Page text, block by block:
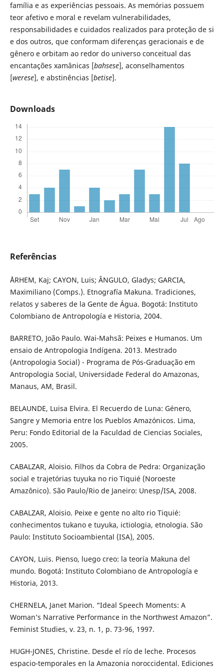
família e as experiências pessoais. As memórias possuem
teor afetivo e moral e revelam vulnerabilidades,
responsabilidades e cuidados realizados para proteção de si
e dos outros, que conformam diferenças geracionais e de
gênero e orbitam ao redor do universo conceitual das
encantações xamânicas [bahsese], aconselhamentos
[werese], e abstinências [betise].
Downloads
Referências
ÅRHEM, Kaj; CAYON, Luis; ÂNGULO, Gladys; GARCIA,
Maximiliano (Comps.). Etnografía Makuna. Tradiciones,
relatos y saberes de la Gente de Água. Bogotá: Instituto
Colombiano de Antropología e Historia, 2004.
BARRETO, João Paulo. Wai-Mahsã: Peixes e Humanos. Um
ensaio de Antropologia Indígena. 2013. Mestrado
(Antropologia Social) - Programa de Pós-Graduação em
Antropologia Social, Universidade Federal do Amazonas,
Manaus, AM, Brasil.
BELAUNDE, Luisa Elvira. El Recuerdo de Luna: Género,
Sangre y Memoria entre los Pueblos Amazónicos. Lima,
Peru: Fondo Editorial de la Faculdad de Ciencias Sociales,
2005.
CABALZAR, Aloisio. Filhos da Cobra de Pedra: Organização
social e trajetórias tuyuka no rio Tiquié (Noroeste
Amazônico). São Paulo/Rio de Janeiro: Unesp/ISA, 2008.
CABALZAR, Aloisio. Peixe e gente no alto rio Tiquié:
conhecimentos tukano e tuyuka, ictiologia, etnologia. São
Paulo: Instituto Socioambiental (ISA), 2005.
CAYON, Luis. Pienso, luego creo: la teoría Makuna del
mundo. Bogotá: Instituto Colombiano de Antropología e
Historia, 2013.
CHERNELA, Janet Marion. “Ideal Speech Moments: A
Woman’s Narrative Performance in the Northwest Amazon”.
Feminist Studies, v. 23, n. 1, p. 73-96, 1997.
HUGH-JONES, Christine. Desde el río de leche. Procesos
espacio-temporales en la Amazonia noroccidental. Ediciones